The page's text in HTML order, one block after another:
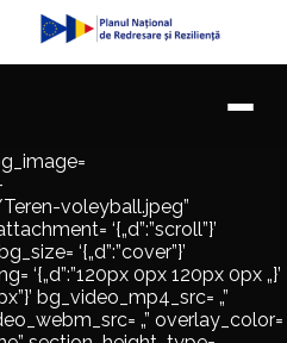
voleyball.jpeg”
‘{„d”:”scroll”}’
‘{„d”:”cover”}’
‘{„d”:”120px 0px 120px 0px „}’
bg_video_mp4_src= „”
„” overlay_color=